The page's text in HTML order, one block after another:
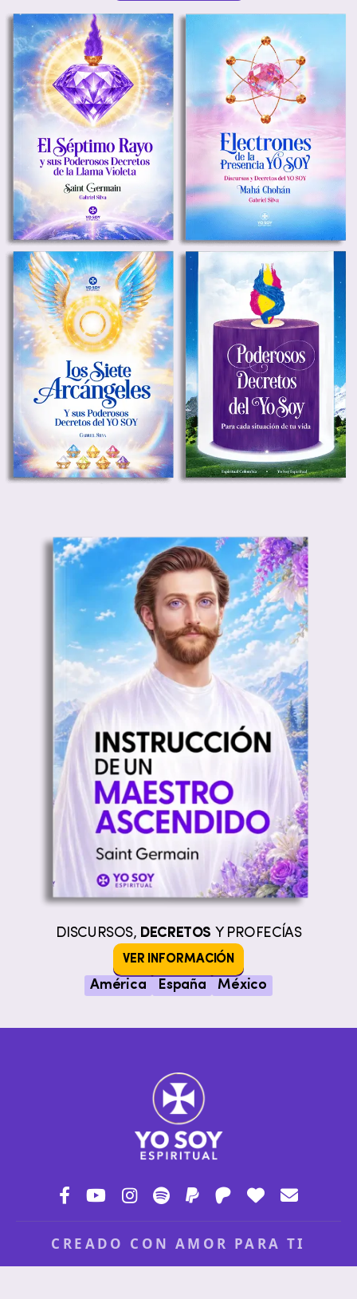
DISCURSOS, DECRETOS Y PROFECÍAS
VER INFORMACIÓN
América España México
CREADO CON AMOR PARA TI